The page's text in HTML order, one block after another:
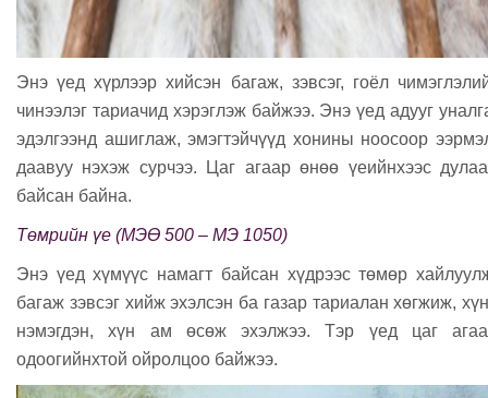
Энэ үед хүрлээр хийсэн багаж, зэвсэг, гоёл
чинээлэг тариачид хэрэглэж байжээ. Энэ үед адууг
эдэлгээнд ашиглаж, эмэгтэйчүүд хонины ноосоор
даавуу нэхэж сурчээ. Цаг агаар өнөө үеийнхээс
байсан байна.
Төмрийн үе (МЭӨ 500 – МЭ 1050)
Энэ үед хүмүүс намагт байсан хүдрээс төмөр
багаж зэвсэг хийж эхэлсэн ба газар тариалан хөгжиж,
нэмэгдэн, хүн ам өсөж эхэлжээ. Тэр үед цаг
одоогийнхтой ойролцоо байжээ.